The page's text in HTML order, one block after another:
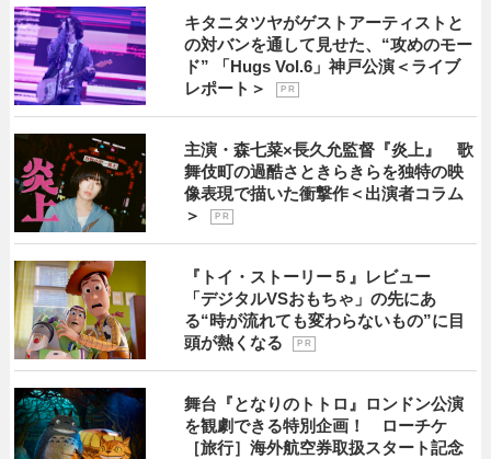
キタニタツヤがゲストアーティストと
の対バンを通して見せた、“攻めのモー
ド” 「Hugs Vol.6」神戸公演＜ライブ
レポート＞
P R
主演・森七菜×長久允監督『炎上』 歌
舞伎町の過酷さときらきらを独特の映
像表現で描いた衝撃作＜出演者コラム
＞
P R
『トイ・ストーリー５』レビュー
「デジタルVSおもちゃ」の先にあ
る“時が流れても変わらないもの”に目
頭が熱くなる
P R
舞台『となりのトトロ』ロンドン公演
を観劇できる特別企画！ ローチケ
［旅行］海外航空券取扱スタート記念